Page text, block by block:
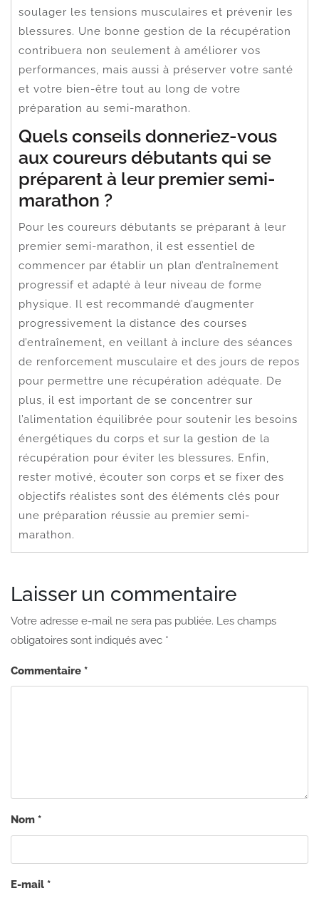
soulager les tensions musculaires et prévenir les
blessures. Une bonne gestion de la récupération
contribuera non seulement à améliorer vos
performances, mais aussi à préserver votre santé
et votre bien-être tout au long de votre
préparation au semi-marathon.
Quels conseils donneriez-vous
aux coureurs débutants qui se
préparent à leur premier semi-
marathon ?
Pour les coureurs débutants se préparant à leur
premier semi-marathon, il est essentiel de
commencer par établir un plan d’entraînement
progressif et adapté à leur niveau de forme
physique. Il est recommandé d’augmenter
progressivement la distance des courses
d’entraînement, en veillant à inclure des séances
de renforcement musculaire et des jours de repos
pour permettre une récupération adéquate. De
plus, il est important de se concentrer sur
l’alimentation équilibrée pour soutenir les besoins
énergétiques du corps et sur la gestion de la
récupération pour éviter les blessures. Enfin,
rester motivé, écouter son corps et se fixer des
objectifs réalistes sont des éléments clés pour
une préparation réussie au premier semi-
marathon.
Laisser un commentaire
Votre adresse e-mail ne sera pas publiée. Les champs
obligatoires sont indiqués avec *
Commentaire *
Nom *
E-mail *